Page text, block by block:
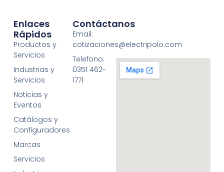
Enlaces
Rápidos
Productos y
Servicios
Industrias y
Servicios
Noticias y
Eventos
Catálogos y
Configuradores
Marcas
Servicios
Contáctanos
Email:
cotizaciones@electripolo.com
Telefono:
0351 462-
1771